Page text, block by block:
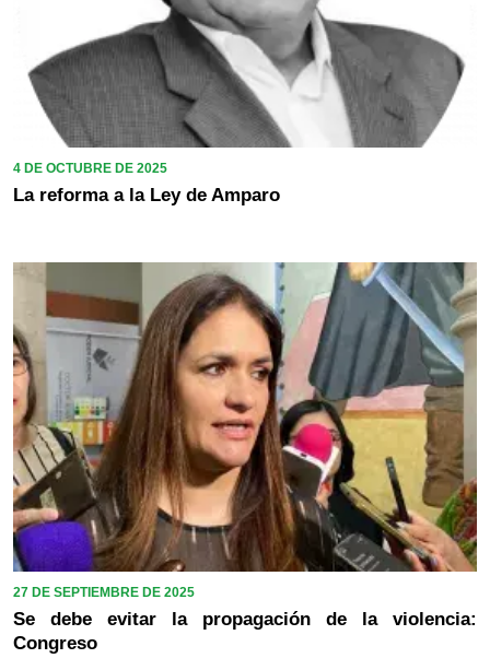
4 DE OCTUBRE DE 2025
La reforma a la Ley de Amparo
27 DE SEPTIEMBRE DE 2025
Se debe evitar la propagación de la violencia:
Congreso